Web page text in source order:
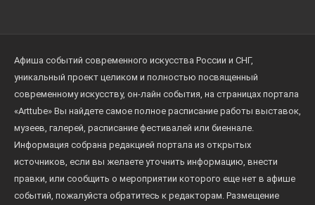
Афиша событий современного искусства России и СНГ,
уникальный проект целиком и полностью посвященный
современному искусству, он-лайн события, на страницах портала
«Arttube» Вы найдете самое полное расписание работы выставок,
музеев, галерей, расписание фестивалей или биеннале.
Информация собрана редакцией портала из открытых
источников, если вы желаете уточнить информацию, внести
правки, или сообщить о мероприятии которого еще нет в афише
событий, пожалуйста обратитесь к редакторам. Размещение